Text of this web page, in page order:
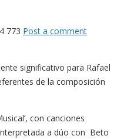
773 Post a comment
significativo para Rafael
de la composición
con canciones
a dúo con Beto